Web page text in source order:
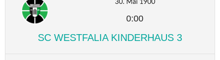
30. Mai 1900
0:00
SC WESTFALIA KINDERHAUS 3